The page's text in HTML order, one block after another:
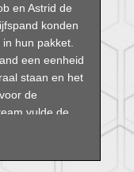
en Astrid de
konden
hun pakket.
een eenheid
staan en het
de
vulde de